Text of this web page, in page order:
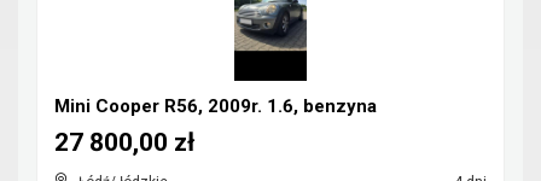
Mini Cooper R56, 2009r. 1.6, benzyna
27 800,00 zł